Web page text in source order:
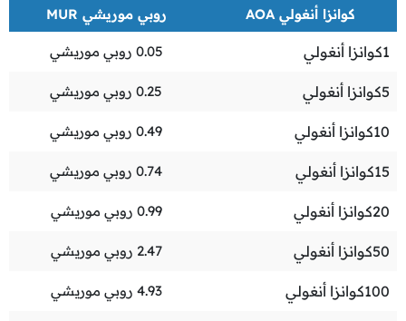
كوانزا أنغولي AOA روبي موريشي MUR
1كوانزا أنغولي 0.05 روبي موريشي
5كوانزا أنغولي 0.25 روبي موريشي
10كوانزا أنغولي 0.49 روبي موريشي
15كوانزا أنغولي 0.74 روبي موريشي
20كوانزا أنغولي 0.99 روبي موريشي
50كوانزا أنغولي 2.47 روبي موريشي
100كوانزا أنغولي 4.93 روبي موريشي